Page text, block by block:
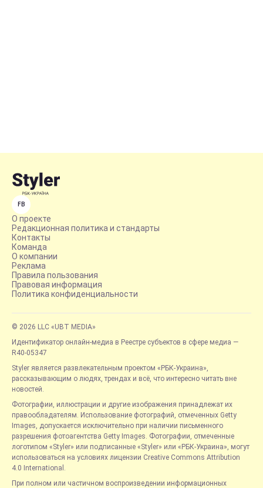
FB
О проекте
Редакционная политика и стандарты
Контакты
Команда
О компании
Реклама
Правила пользования
Правовая информация
Политика конфиденциальности
© 2026 LLC «UBT MEDIA»
Идентификатор онлайн-медиа в Реестре субъектов в сфере медиа —
R40-05347
Styler является развлекательным проектом «РБК-Украина»,
рассказывающим о людях, трендах и всё, что интересно читать вне
новостей.
Фотографии, иллюстрации и другие изображения принадлежат их
правообладателям. Использование фотографий, отмеченных Getty
Images, допускается исключительно при наличии письменного
разрешения фотоагентства Getty Images. Фотографии, отмеченные
логотипом «Styler» или подписанные «Styler» или «РБК-Украина», могут
использоваться на условиях лицензии Creative Commons Attribution
4.0 International.
При полном или частичном воспроизведении информационных